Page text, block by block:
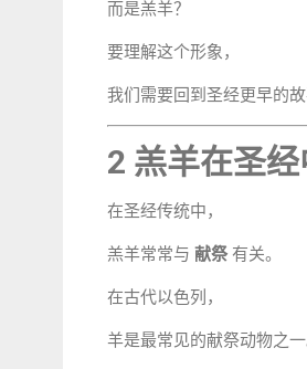
而是羔羊？
要理解这个形象，
我们需要回到圣经更早的故
2 羔羊在圣
在圣经传统中，
羔羊常常与 献祭有关。
在古代以色列，
羊是最常见的献祭动物之一